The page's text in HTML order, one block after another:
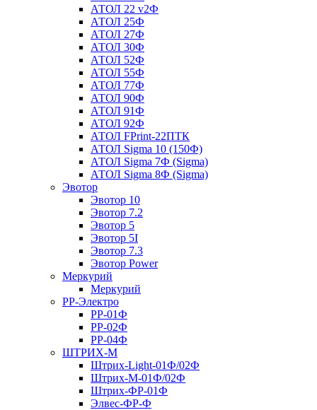
АТОЛ 22 v2Ф
АТОЛ 25Ф
АТОЛ 27Ф
АТОЛ 30Ф
АТОЛ 52Ф
АТОЛ 55Ф
АТОЛ 77Ф
АТОЛ 90Ф
АТОЛ 91Ф
АТОЛ 92Ф
АТОЛ FPrint-22ПТК
АТОЛ Sigma 10 (150Ф)
АТОЛ Sigma 7Ф (Sigma)
АТОЛ Sigma 8Ф (Sigma)
Эвотор
Эвотор 10
Эвотор 7.2
Эвотор 5
Эвотор 5I
Эвотор 7.3
Эвотор Power
Меркурий
Меркурий
РР-Электро
РР-01Ф
РР-02Ф
РР-04Ф
ШТРИХ-М
Штрих-Light-01Ф/02Ф
Штрих-М-01Ф/02Ф
Штрих-ФР-01Ф
Элвес-ФР-Ф